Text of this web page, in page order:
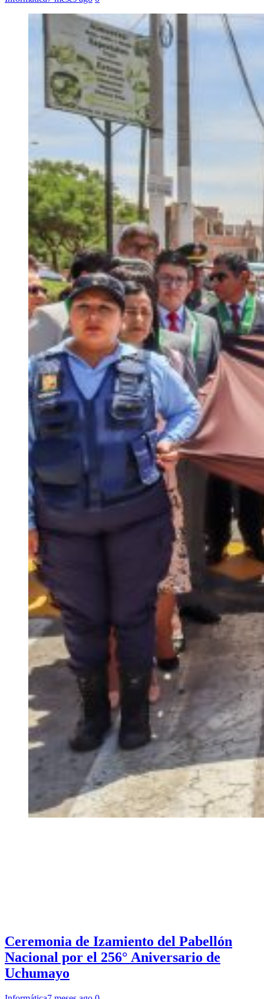
Ceremonia de Izamiento del Pabellón
Nacional por el 256° Aniversario de
Uchumayo